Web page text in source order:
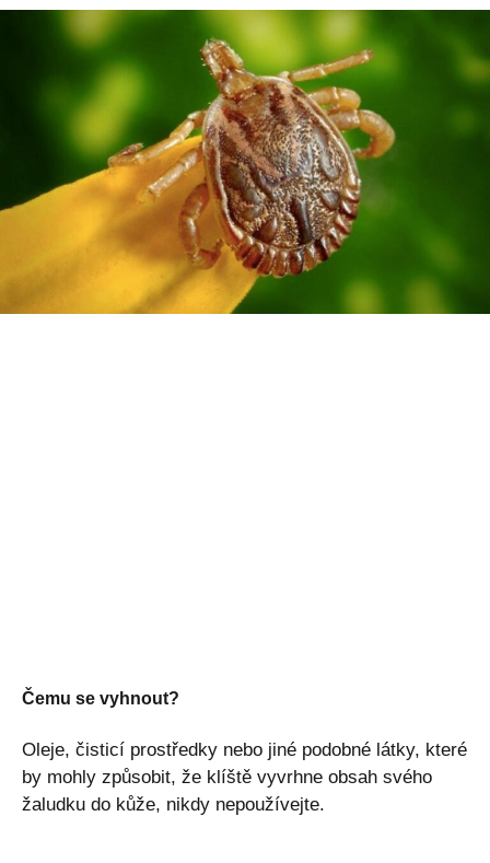
Čemu se vyhnout?
Oleje, čisticí prostředky nebo jiné podobné látky, které
by mohly způsobit, že klíště vyvrhne obsah svého
žaludku do kůže, nikdy nepoužívejte.